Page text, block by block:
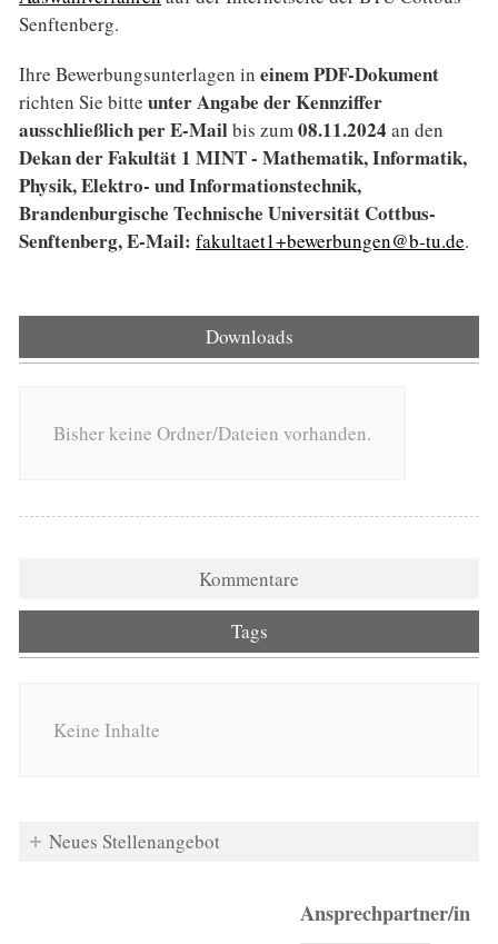
Senftenberg.
Ihre Bewerbungsunterlagen in einem PDF-Dokument
richten Sie bitte unter Angabe der Kennziffer
ausschließlich per E-Mailbis zum08.11.2024 an den
Dekan derFakultät 1 MINT - Mathematik, Informatik,
Physik, Elektro- und Informationstechnik,
Brandenburgische Technische Universität Cottbus-
Senftenberg, E-Mail: fakultaet1+bewerbungen@b-tu.de.
Downloads
Bisher keine Ordner/Dateien vorhanden.
Kommentare
Tags
Keine Inhalte
Neues Stellenangebot
Ansprechpartner/in